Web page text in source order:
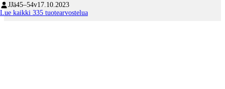
JJä45–54v17.10.2023
Lue kaikki 335 tuotearvostelua